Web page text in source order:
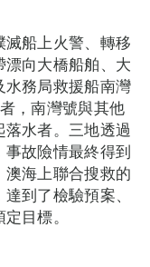
船上火警、轉移
向大橋船舶、大
務局救援船南灣
，南灣號與其他
水者。三地透過
故險情最終得到
海上聯合搜救的
到了檢驗預案、
目標。